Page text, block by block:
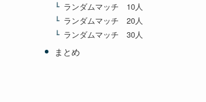
ランダムマッチ 10人
ランダムマッチ 20人
ランダムマッチ 30人
まとめ